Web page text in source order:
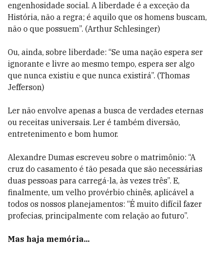
engenhosidade social. A liberdade é a exceção da
História, não a regra; é aquilo que os homens buscam,
não o que possuem”. (Arthur Schlesinger)
Ou, ainda, sobre liberdade: “Se uma nação espera ser
ignorante e livre ao mesmo tempo, espera ser algo
que nunca existiu e que nunca existirá”. (Thomas
Jefferson)
Ler não envolve apenas a busca de verdades eternas
ou receitas universais. Ler é também diversão,
entretenimento e bom humor.
Alexandre Dumas escreveu sobre o matrimônio: “A
cruz do casamento é tão pesada que são necessárias
duas pessoas para carregá-la, às vezes três”. E,
finalmente, um velho provérbio chinês, aplicável a
todos os nossos planejamentos: “É muito difícil fazer
profecias, principalmente com relação ao futuro”.
Mas haja memória...